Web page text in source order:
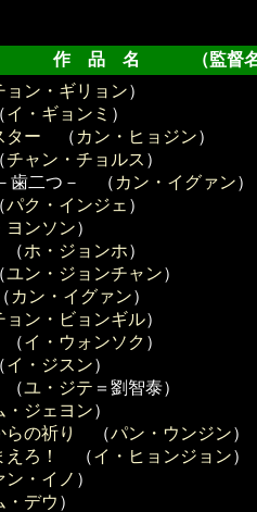
作 品 名 （監督名
ョン・ギリョン）
イ・ギョンミ ）
ター （ カン・ヒョジン）
チャン・チョルス ）
歯二つ－ （ カン・イグァン）
パク・インジェ ）
ヨンソン）
ホ・ジョンホ）
ユン・ジョンチャン）
カン・イグァン）
ョン・ビョンギル）
イ・ウォンソク ）
イ・ジスン）
ユ・ジテ ＝劉智泰）
・ジェヨン）
の祈り
（パン・ウンジン）
ろ！
（イ・ヒョンジョン）
ン・イノ ）
・デウ ）